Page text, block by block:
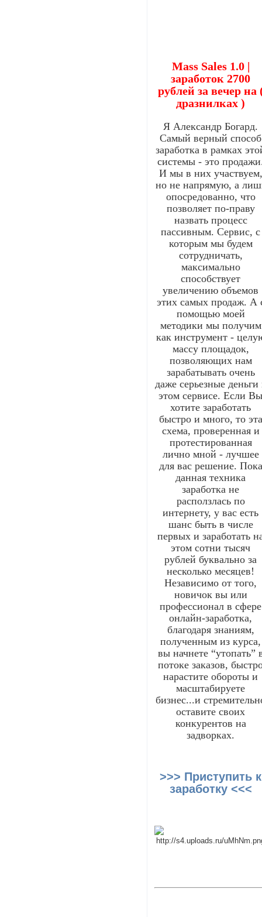
Mass Sales 1.0 |
заработок 2700
рублей за вечер на
дразнилках )
Я Александр Богард.
Самый верный способ
заработка в рамках
системы - это
И мы в них участвуем,
но не напрямую, а
опосредованно, что
позволяет по-праву
назвать процесс
пассивным. Сервис, с
которым мы будем
сотрудничать,
максимально
способствует
увеличению объемов
этих самых продаж. А
помощью моей
методики мы получим
как инструмент -
массу площадок,
позволяющих нам
зарабатывать очень
даже серьезные деньги
этом сервисе. Если
хотите заработать
быстро и много, то эта
схема, проверенная и
протестированная
лично мной - лучшее
для вас решение. Пока
данная техника
заработка не
расползлась по
интернету, у вас есть
шанс быть в числе
первых и заработать
этом сотни тысяч
рублей буквально за
несколько месяцев!
Независимо от того,
новичок вы или
профессионал в сфере
онлайн-заработка,
благодаря знаниям,
полученным из курса,
вы начнете “утопать”
потоке заказов,
нарастите обороты и
масштабируете
бизнес...и
оставите своих
конкурентов на
задворках.
>>> Приступить к
заработку <<<